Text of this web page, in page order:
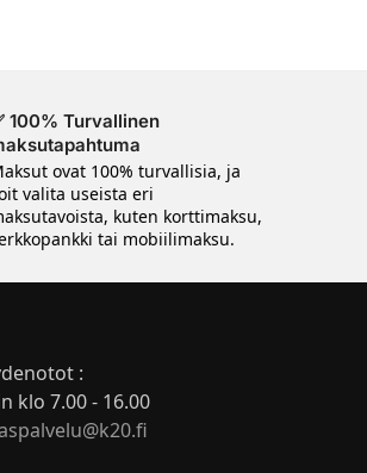
100% Turvallinen
ovat 100% turvallisia, ja
valita useista eri
kuten korttimaksu,
tai mobiilimaksu.
:
klo 7.00 - 16.00